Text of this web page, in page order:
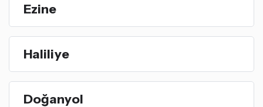
Ezine
Haliliye
Doğanyol